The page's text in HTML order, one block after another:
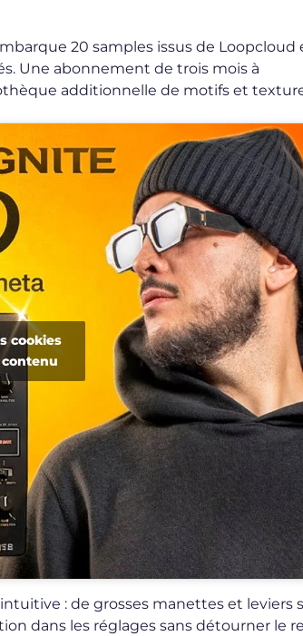
20 samples issus de Loopcloud
Une abonnement de trois mois à
additionnelle de motifs et
cookies
: de grosses manettes et leviers
dans les réglages sans détourner le